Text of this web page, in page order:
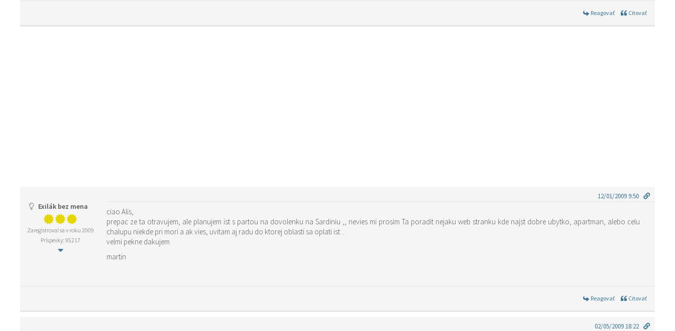
Reagovať Citovať
Exilák bez mena
Zaregistroval sa v roku 2009
Príspevky: 95217
12/01/2009 9:50
ciao Alis,
prepac ze ta otravujem, ale planujem ist s partou na dovolenku na Sardiniu ,, nevies mi prosim Ta poradit nejaku web stranku kde najst dobre ubytko, apartman, alebo celu
chalupu niekde pri mori a ak vies, uvitam aj radu do ktorej oblasti sa oplati ist ..
velmi pekne dakujem
martin
Reagovať Citovať
02/05/2009 18:22